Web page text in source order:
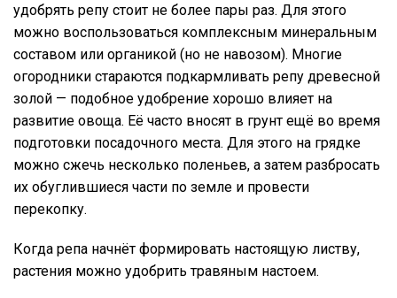
удобрять репу стоит не более пары раз. Для этого
можно воспользоваться комплексным минеральным
составом или органикой (но не навозом). Многие
огородники стараются подкармливать репу древесной
золой — подобное удобрение хорошо влияет на
развитие овоща. Её часто вносят в грунт ещё во время
подготовки посадочного места. Для этого на грядке
можно сжечь несколько поленьев, а затем разбросать
их обуглившиеся части по земле и провести
перекопку.
Когда репа начнёт формировать настоящую листву,
растения можно удобрить травяным настоем.